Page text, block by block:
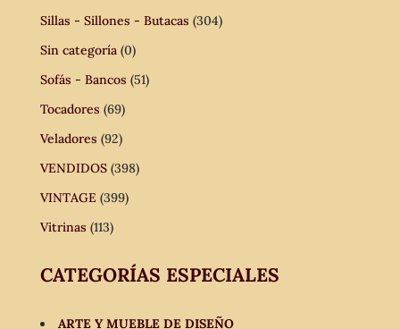
Sillas - Sillones - Butacas (304)
Sin categoría (0)
Sofás - Bancos (51)
Tocadores (69)
Veladores (92)
VENDIDOS (398)
VINTAGE (399)
Vitrinas (113)
CATEGORÍAS ESPECIALES
ARTE Y MUEBLE DE DISEÑO